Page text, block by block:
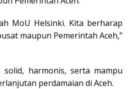
MoU Helsinki. Kita berharap
maupun Pemerintah Aceh,”
harmonis, serta mampu
perdamaian di Aceh.